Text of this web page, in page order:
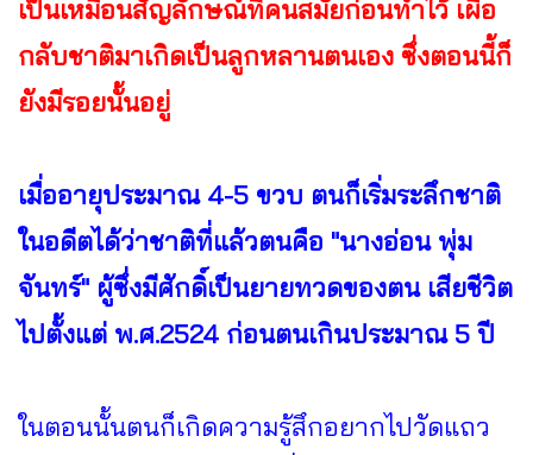
เป็นเหมือนสัญลักษณ์ที่คนสมัยก่อนทำไว้ เผื่อ
กลับชาติมาเกิดเป็นลูกหลานตนเอง ซึ่งตอนนี้ก็
ยังมีรอยนั้นอยู่
เมื่ออายุประมาณ 4-5 ขวบ ตนก็เริ่มระลึกชาติ
ในอดีตได้ว่าชาติที่แล้วตนคือ "นางอ่อน พุ่ม
จันทร์" ผู้ซึ่งมีศักดิ์เป็นยายทวดของตน เสียชีวิต
ไปตั้งแต่ พ.ศ.2524 ก่อนตนเกินประมาณ 5 ปี
ในตอนนั้นตนก็เกิดความรู้สึกอยากไปวัดแถว